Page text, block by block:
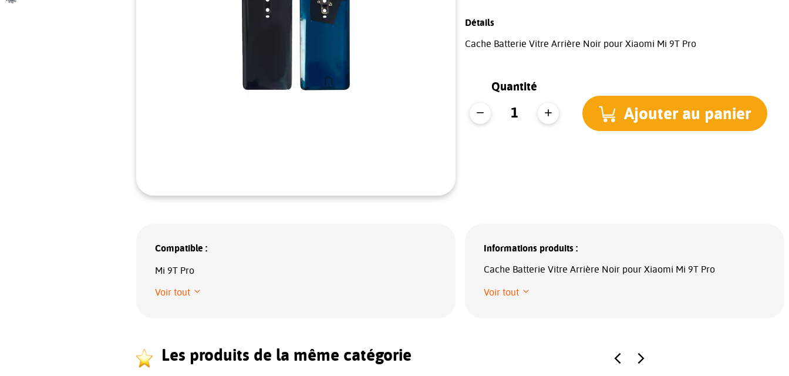
Détails
Cache Batterie Vitre Arrière Noir pour Xiaomi Mi 9T Pro
Quantité
Ajouter au panier
Compatible :
Mi 9T Pro
Voir tout
Informations produits :
Cache Batterie Vitre Arrière Noir pour Xiaomi Mi 9T Pro
Voir tout
Les produits de la même catégorie